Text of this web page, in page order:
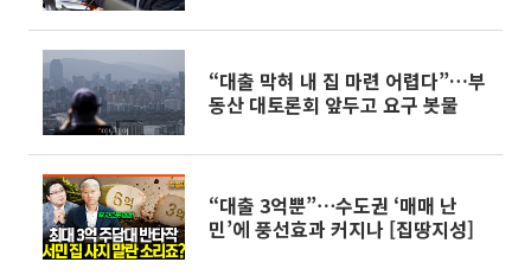
“대출 막혀 내 집 마련 어렵다”…부
동산 대토론회 앞두고 요구 봇물
“대출 3억뿐”⋯수도권 ‘매매 난
민’에 풍선효과 커지나 [집땅지성]